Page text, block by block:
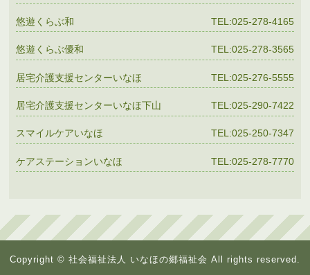
悠遊くらぶ和 TEL:025-278-4165
悠遊くらぶ優和 TEL:025-278-3565
居宅介護支援センターいなほ TEL:025-276-5555
居宅介護支援センターいなほ下山 TEL:025-290-7422
スマイルケアいなほ TEL:025-250-7347
ケアステーションいなほ TEL:025-278-7770
Copyright © 社会福祉法人 いなほの郷福祉会 All rights reserved.